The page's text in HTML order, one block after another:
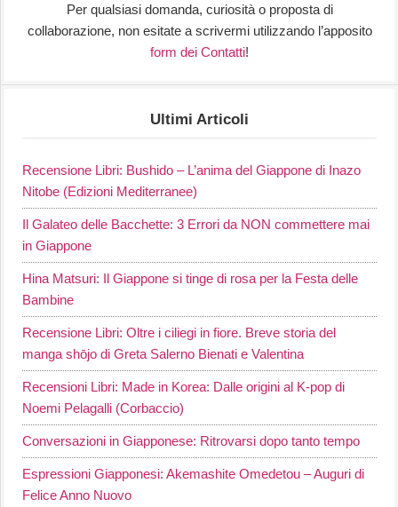
Per qualsiasi domanda, curiosità o proposta di
collaborazione, non esitate a scrivermi utilizzando l’apposito
form dei Contatti!
Ultimi Articoli
Recensione Libri: Bushido – L’anima del Giappone di Inazo
Nitobe (Edizioni Mediterranee)
Il Galateo delle Bacchette: 3 Errori da NON commettere mai
in Giappone
Hina Matsuri: Il Giappone si tinge di rosa per la Festa delle
Bambine
Recensione Libri: Oltre i ciliegi in fiore. Breve storia del
manga shōjo di Greta Salerno Bienati e Valentina
Recensioni Libri: Made in Korea: Dalle origini al K-pop di
Noemi Pelagalli (Corbaccio)
Conversazioni in Giapponese: Ritrovarsi dopo tanto tempo
Espressioni Giapponesi: Akemashite Omedetou – Auguri di
Felice Anno Nuovo